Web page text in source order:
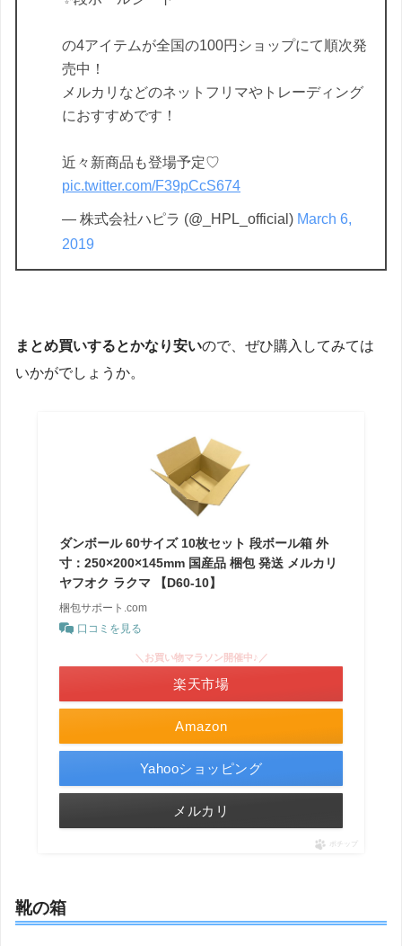
の4アイテムが全国の100円ショップにて順次発
売中！
メルカリなどのネットフリマやトレーディング
におすすめです！
近々新商品も登場予定♡
pic.twitter.com/F39pCcS674
— 株式会社ハピラ (@_HPL_official) March 6,
2019
まとめ買いするとかなり安いので、ぜひ購入してみては
いかがでしょうか。
ダンボール 60サイズ 10枚セット 段ボール箱 外
寸：250×200×145mm 国産品 梱包 発送 メルカリ
ヤフオク ラクマ 【D60-10】
梱包サポート.com
口コミを見る
Amazon
＼お買い物マラソン開催中♪／
楽天市場
Yahooショッピング
メルカリ
ポチップ
靴の箱